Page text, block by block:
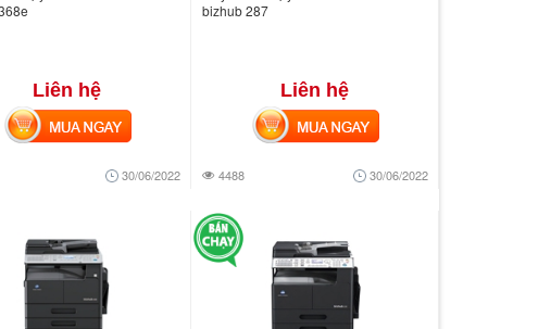
Liên hệ
30/06/2022
MUA NGAY
bizhub 287
Liên hệ
4488 30/06/2022
MUA NGAY